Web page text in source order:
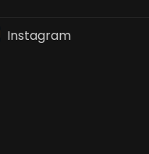
Instagram